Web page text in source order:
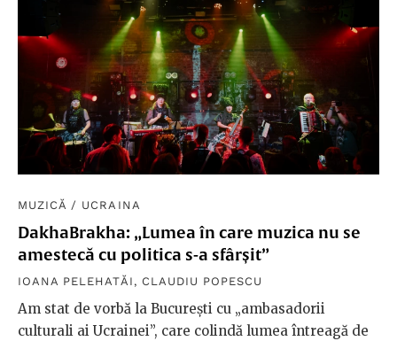
MUZICĂ / UCRAINA
DakhaBrakha: „Lumea în care muzica nu se
amestecă cu politica s-a sfârșit”
IOANA PELEHATĂI , CLAUDIU POPESCU
Am stat de vorbă la București cu „ambasadorii
culturali ai Ucrainei”, care colindă lumea întreagă de